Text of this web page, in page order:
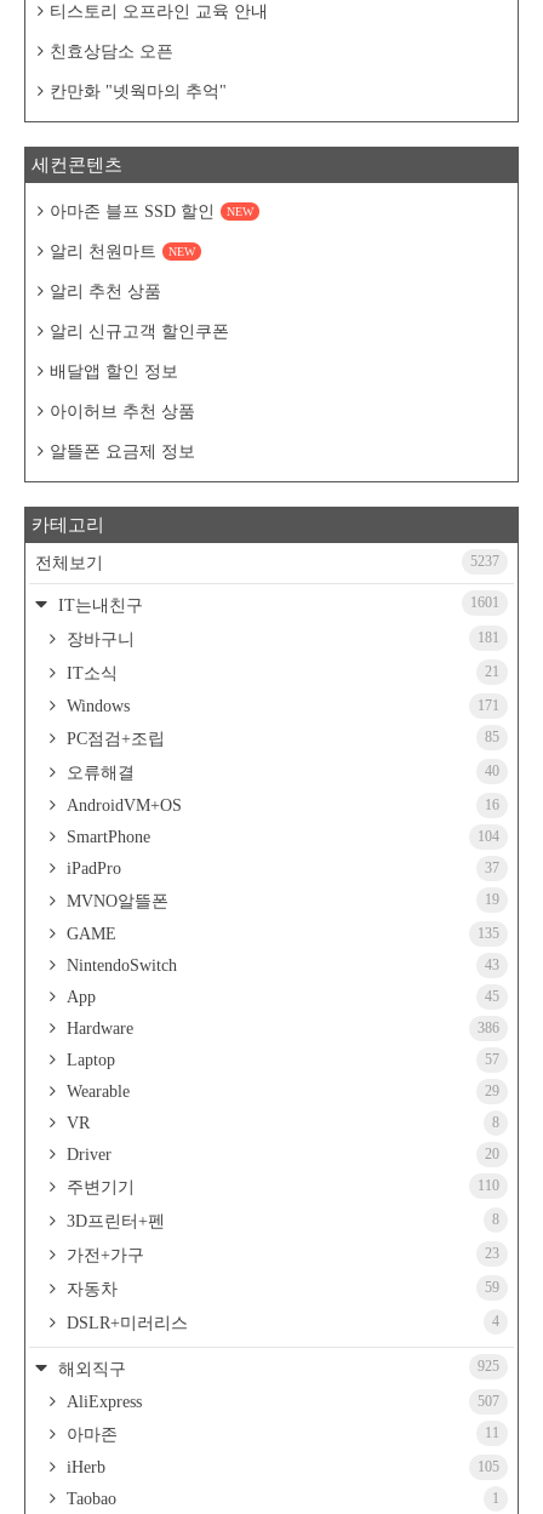
티스토리 오프라인 교육 안내
친효상담소 오픈
칸만화 "넷웍마의 추억"
세컨콘텐츠
아마존 블프 SSD 할인 NEW
알리 천원마트 NEW
알리 추천 상품
알리 신규고객 할인쿠폰
배달앱 할인 정보
아이허브 추천 상품
알뜰폰 요금제 정보
카테고리
전체보기 5237
IT는내친구 1601
장바구니 181
IT소식 21
Windows 171
PC점검+조립 85
오류해결 40
AndroidVM+OS 16
SmartPhone 104
iPadPro 37
MVNO알뜰폰 19
GAME 135
NintendoSwitch 43
App 45
Hardware 386
Laptop 57
Wearable 29
VR 8
Driver 20
주변기기 110
3D프린터+펜 8
가전+가구 23
자동차 59
DSLR+미러리스 4
해외직구 925
AliExpress 507
아마존 11
iHerb 105
Taobao 1